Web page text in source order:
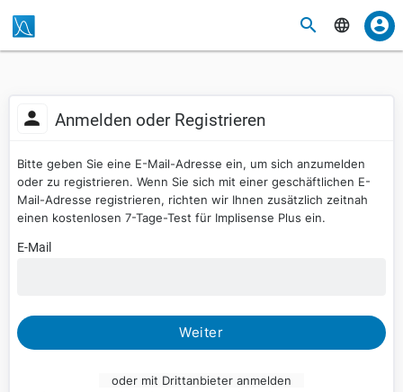
Anmelden oder Registrieren
Bitte geben Sie eine E-Mail-Adresse ein, um sich anzumelden
oder zu registrieren. Wenn Sie sich mit einer geschäftlichen E-
Mail-Adresse registrieren, richten wir Ihnen zusätzlich zeitnah
einen kostenlosen 7-Tage-Test für Implisense Plus ein.
E-Mail
Weiter
oder mit Drittanbieter anmelden